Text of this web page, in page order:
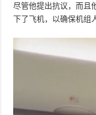
尽管他提出抗议，而且
下了飞机，以确保机组